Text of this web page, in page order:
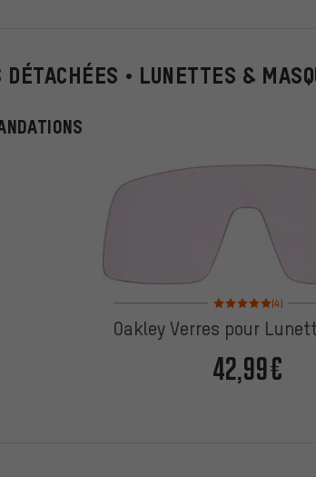
• LUNETTES &
Note moyenne : 5 sur 5
(4)
Oakley Verres pour
42,99€